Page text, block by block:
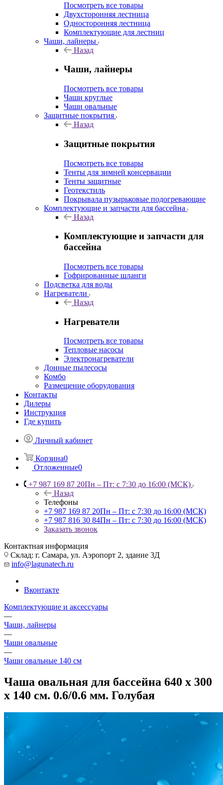
Посмотреть все товары
Двухсторонняя лестница
Односторонняя лестница
Комплектующие для лестниц
Чаши, лайнеры
Назад
Чаши, лайнеры
Посмотреть все товары
Чаши круглые
Чаши овальные
Защитные покрытия
Назад
Защитные покрытия
Посмотреть все товары
Тенты для зимней консервации
Тенты защитные
Геотекстиль
Покрывала пузырьковые подогревающие
Комплектующие и запчасти для бассейна
Назад
Комплектующие и запчасти для
бассейна
Посмотреть все товары
Гофрированные шланги
Подсветка для воды
Нагреватели
Назад
Нагреватели
Посмотреть все товары
Тепловые насосы
Электронагреватели
Донные пылесосы
Комбо
Размещение оборудования
Контакты
Дилеры
Инструкция
Где купить
Личный кабинет
Корзина0
Отложенные0
+7 987 169 87 20Пн – Пт: с 7:30 до 16:00 (МСК)
Назад
Телефоны
+7 987 169 87 20Пн – Пт: с 7:30 до 16:00 (МСК)
+7 987 816 30 84Пн – Пт: с 7:30 до 16:00 (МСК)
Заказать звонок
Контактная информация
Склад: г. Самара, ул. Аэропорт 2, здание 3Д
info@lagunatech.ru
Вконтакте
Комплектующие и аксессуары
—
Чаши, лайнеры
—
Чаши овальные
—
Чаши овальные 140 см
Чаша овальная для бассейна 640 х 300
х 140 см. 0.6/0.6 мм. Голубая